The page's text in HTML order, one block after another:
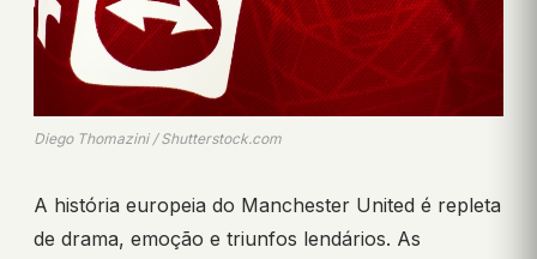
Diego Thomazini / Shutterstock.com
A história europeia do Manchester United é repleta
de drama, emoção e triunfos lendários. As